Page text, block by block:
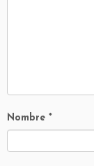
Nombre *